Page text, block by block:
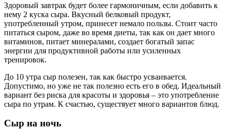
Здоровый завтрак будет более гармоничным, если добавить к
нему 2 куска сыра. Вкусный белковый продукт,
употребленный утром, принесет немало пользы. Стоит часто
питаться сыром, даже во время диеты, так как он дает много
витаминов, питает минералами, создает богатый запас
энергии для продуктивной работы или усиленных
тренировок.
До 10 утра сыр полезен, так как быстро усваивается.
Допустимо, но уже не так полезно есть его в обед. Идеальный
вариант без риска для красоты и здоровья – это употребление
сыра по утрам. К счастью, существует много вариантов блюд.
Сыр на ночь